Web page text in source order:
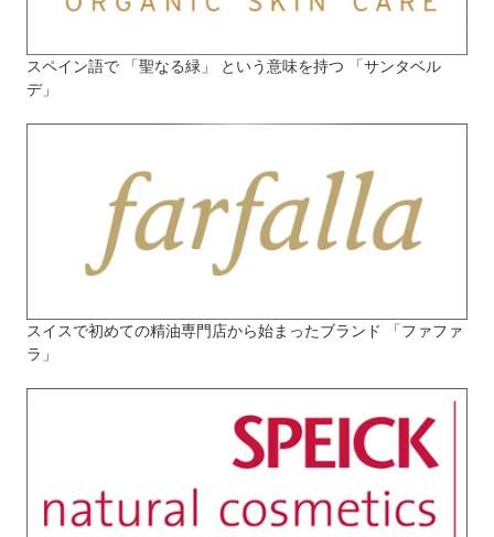
スペイン語で 「聖なる緑」 という意味を持つ 「サンタベル
デ」
スイスで初めての精油専門店から始まったブランド 「ファファ
ラ」